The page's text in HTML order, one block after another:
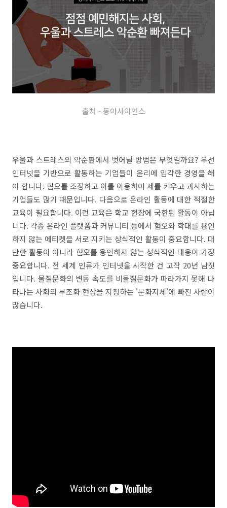
출처 - 동아사이언스
우울과 스트레스의 악순환에서 벗어날 방법은 무엇일까요? 우선
인터넷을 기반으로 활동하는 기업들이 윤리에 입각한 경영을 해
야 합니다. 혐오를 조장하고 이를 이용하여 세를 키우고 과시하는
기업들도 많기 때문입니다. 다음으로 온라인 활동에 대한 적절한
교육이 필요합니다. 이런 교육은 학교 현장에 국한된 활동이 아닙
니다. 각종 온라인 플랫폼과 커뮤니티 등에서 혐오와 학대를 용인
하지 않는 에티켓을 서로 지키는 상식적인 활동이 중요합니다. 대
단한 활동이 아니라 혐오를 용인하지 않는 상식적인 대응이 가장
중요합니다. 전 세계 인류가 인터넷을 시작한 건 고작 20년 남짓
입니다. 물질문화의 변동 속도를 비물질문화가 따라가지 못해 나
타나는 사회의 부조화 현상을 지칭하는 '문화지체'에 빠진 사람이
많습니다.